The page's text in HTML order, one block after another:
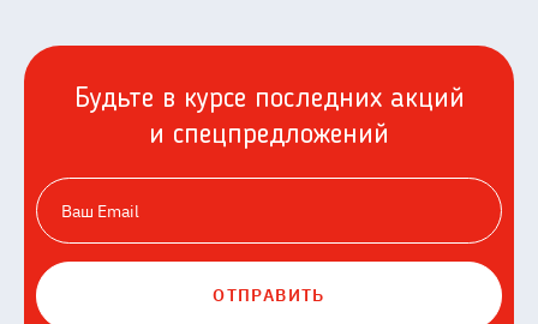
Будьте в курсе последних акций
и спецпредложений
ОТПРАВИТЬ